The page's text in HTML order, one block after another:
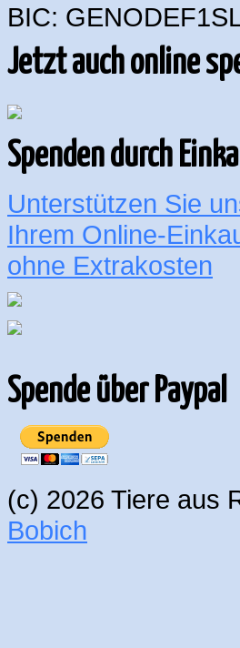
BIC:
Jetzt auch online
Spenden durch
Unterstützen Sie
Ihrem Online-
ohne Extrakosten
Spende über Paypal
(c) 2026 Tiere aus
Bobich